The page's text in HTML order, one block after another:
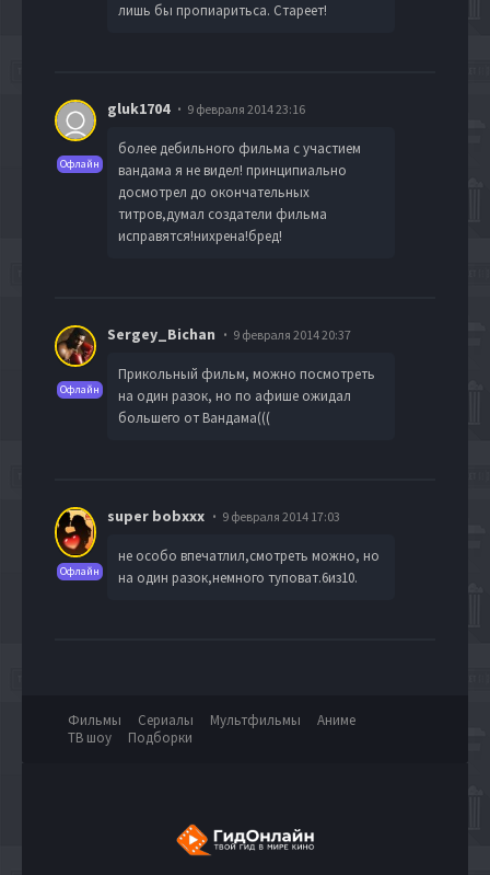
лишь бы пропиаритьса. Стареет!
Офлайн
gluk1704 9 февраля 2014 23:16
более дебильного фильма с участием
вандама я не видел! принципиально
досмотрел до окончательных
титров,думал создатели фильма
исправятся!нихрена!бред!
Офлайн
Sergey_Bichan 9 февраля 2014 20:37
Прикольный фильм, можно посмотреть
на один разок, но по афише ожидал
большего от Вандама(((
Офлайн
super bobxxx 9 февраля 2014 17:03
не особо впечатлил,смотреть можно, но
на один разок,немного туповат.6из10.
Фильмы Сериалы Мультфильмы
Аниме
ТВ шоу
Подборки